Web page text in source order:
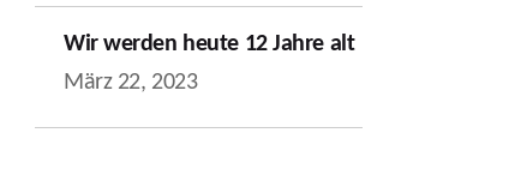
Wir werden heute 12 Jahre alt
März 22, 2023